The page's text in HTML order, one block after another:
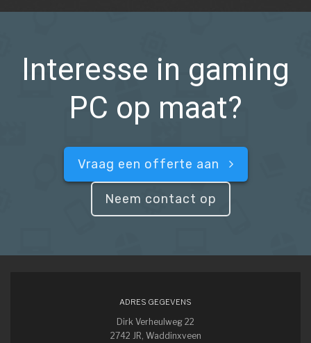
Interesse in gaming
PC op maat?
Vraag een offerte aan
Neem contact op
ADRES GEGEVENS
Dirk Verheulweg 22
2742 JR, Waddinxveen